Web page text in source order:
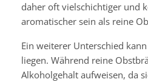
daher oft vielschichtiger und
aromatischer sein als reine
Ein weiterer Unterschied
liegen. Während reine
Alkoholgehalt aufweisen, da